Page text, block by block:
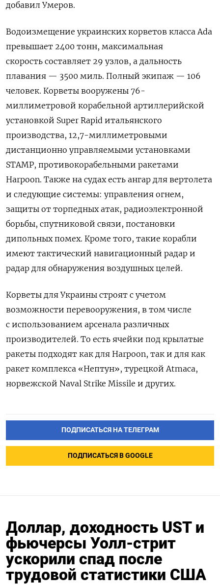
добавил Умеров.
Водоизмещение украинских корветов класса Ada
превышает 2400 тонн, максимальная
скорость составляет 29 узлов, а дальность
плавания — 3500 миль. Полный экипаж — 106
человек. Корветы вооружены 76-
миллиметровой корабельной артиллерийской
установкой Super Rapid итальянского
производства, 12,7-миллиметровыми
дистанционно управляемыми установками
STAMP, противокорабельными ракетами
Harpoon. Также на судах есть ангар для вертолета
и следующие системы: управления огнем,
защиты от торпедных атак, радиоэлектронной
борьбы, спутниковой связи, постановки
дипольных помех. Кроме того, такие корабли
имеют тактический навигационный радар и
радар для обнаружения воздушных целей.
Корветы для Украины строят с учетом
возможности перевооружения, в том числе
с использованием арсенала различных
производителей. То есть ячейки под крылатые
ракеты подходят как для Harpoon, так и для как
ракет комплекса «Нептун», турецкой Atmaca,
норвежской Naval Strike Missile и других.
ПОДПИСАТЬСЯ НА ТЕЛЕГРАМ
ПОДПИСАТЬСЯ В GOOGLE
Доллар, доходность UST и
фьючерсы Уолл-стрит
ускорили спад после
трудовой статистики США